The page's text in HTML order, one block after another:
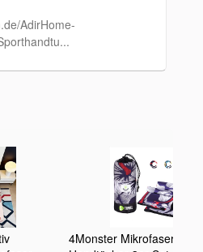
AdirHome-
4Monster Mikrofaser